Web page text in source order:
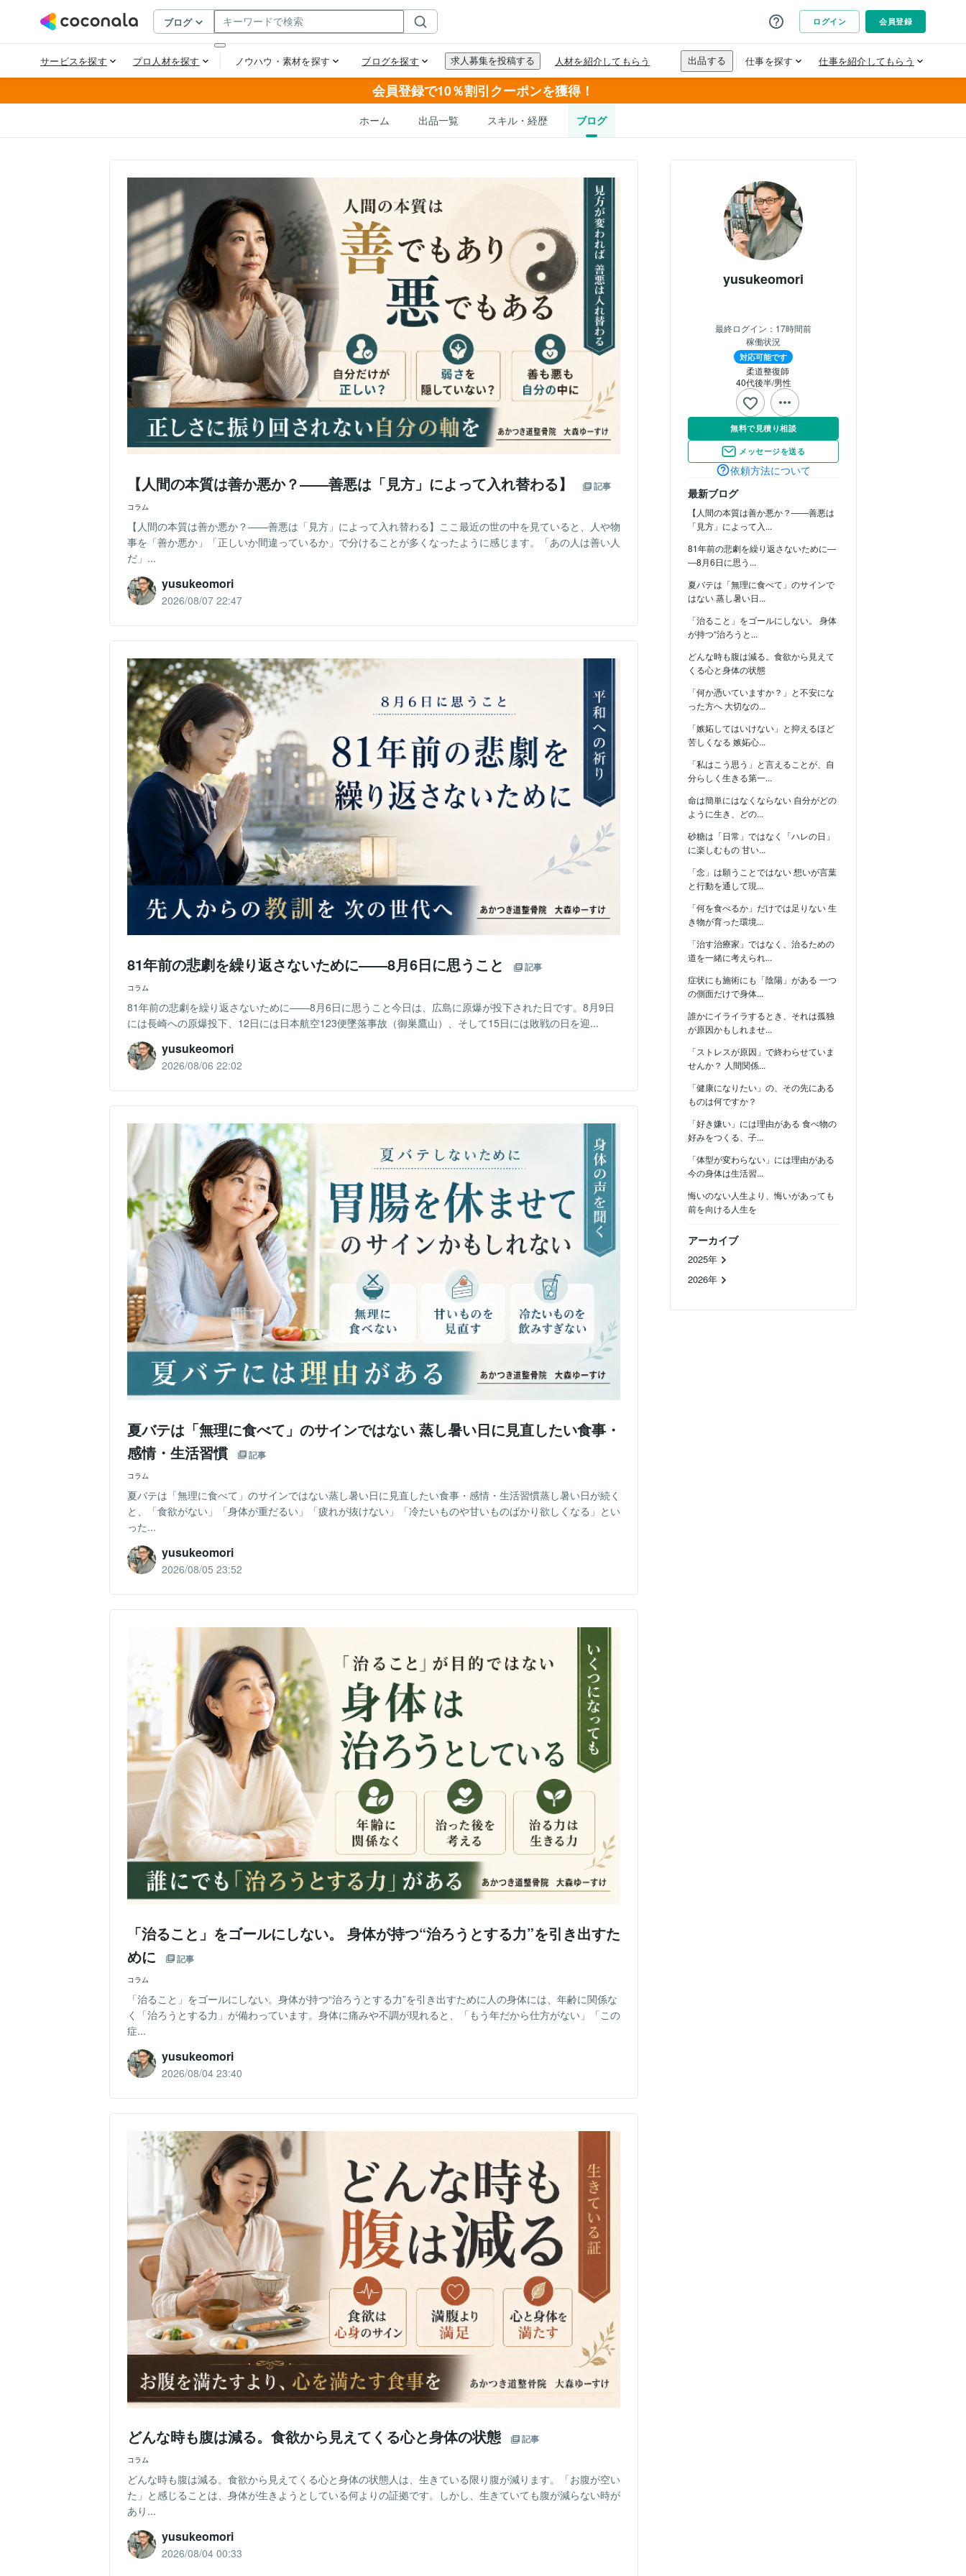
会員登録で10％割引クーポンを獲得！
ホーム 出品一覧 スキル・経歴 ブログ
yusukeomori
最終ログイン： 17時間前
稼働状況
対応可能です
柔道整復師
40代後半男性
無料で見積り相談
メッセージを送る
依頼方法について
最新ブログ
【人間の本質は善か悪か？――善悪は
「見方」によって入...
81年前の悲劇を繰り返さないために―
―8月6日に思う...
夏バテは「無理に食べて」のサインで
はない 蒸し暑い日...
「治ること」をゴールにしない。 身体
が持つ“治ろうと...
どんな時も腹は減る。食欲から見えて
くる心と身体の状態
「何か憑いていますか？」と不安にな
った方へ 大切なの...
「嫉妬してはいけない」と抑えるほど
苦しくなる 嫉妬心...
「私はこう思う」と言えることが、自
分らしく生きる第一...
命は簡単にはなくならない 自分がどの
ように生き、どの...
砂糖は「日常」ではなく「ハレの日」
に楽しむもの 甘い...
「念」は願うことではない 想いが言葉
と行動を通して現...
「何を食べるか」だけでは足りない 生
き物が育った環境...
「治す治療家」ではなく、治るための
道を一緒に考えられ...
症状にも施術にも「陰陽」がある 一つ
の側面だけで身体...
誰かにイライラするとき、それは孤独
が原因かもしれませ...
「ストレスが原因」で終わらせていま
せんか？ 人間関係...
「健康になりたい」の、その先にある
ものは何ですか？
「好き嫌い」には理由がある 食べ物の
好みをつくる、子...
「体型が変わらない」には理由がある
今の身体は生活習...
悔いのない人生より、悔いがあっても
前を向ける人生を
アーカイブ
2025年
2026年
【人間の本質は善か悪か？――善悪は「見方」によって入れ替わる】 記事
コラム
【人間の本質は善か悪か？――善悪は「見方」によって入れ替わる】ここ最近の世の中を見ていると、人や物
事を「善か悪か」「正しいか間違っているか」で分けることが多くなったように感じます。「あの人は善い人
だ」...
yusukeomori
2026/08/07 22:47
81年前の悲劇を繰り返さないために――8月6日に思うこと 記事
コラム
81年前の悲劇を繰り返さないために――8月6日に思うこと今日は、広島に原爆が投下された日です。8月9日
には長崎への原爆投下、12日には日本航空123便墜落事故（御巣鷹山）、そして15日には敗戦の日を迎...
yusukeomori
2026/08/06 22:02
夏バテは「無理に食べて」のサインではない 蒸し暑い日に見直したい食事・
感情・生活習慣
記事
コラム
夏バテは「無理に食べて」のサインではない蒸し暑い日に見直したい食事・感情・生活習慣蒸し暑い日が続く
と、「食欲がない」「身体が重だるい」「疲れが抜けない」「冷たいものや甘いものばかり欲しくなる」とい
った...
yusukeomori
2026/08/05 23:52
「治ること」をゴールにしない。 身体が持つ“治ろうとする力”を引き出すた
めに
記事
コラム
「治ること」をゴールにしない。身体が持つ“治ろうとする力”を引き出すために人の身体には、年齢に関係な
く「治ろうとする力」が備わっています。身体に痛みや不調が現れると、「もう年だから仕方がない」「この
症...
yusukeomori
2026/08/04 23:40
どんな時も腹は減る。食欲から見えてくる心と身体の状態 記事
コラム
どんな時も腹は減る。食欲から見えてくる心と身体の状態人は、生きている限り腹が減ります。「お腹が空い
た」と感じることは、身体が生きようとしている何よりの証拠です。しかし、生きていても腹が減らない時が
あり...
yusukeomori
2026/08/04 00:33